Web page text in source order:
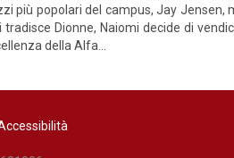
più popolari del campus, Jay Jensen,
Dionne, Naiomi decide di
della Alfa...